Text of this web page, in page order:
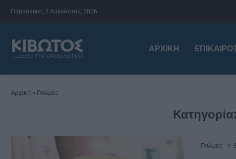
Παρασκευή, 7 Αυγούστου, 2026
ΑΡΧΙΚΉ
Αρχική » Γνώμες
Κατηγορία:
Γνώμες